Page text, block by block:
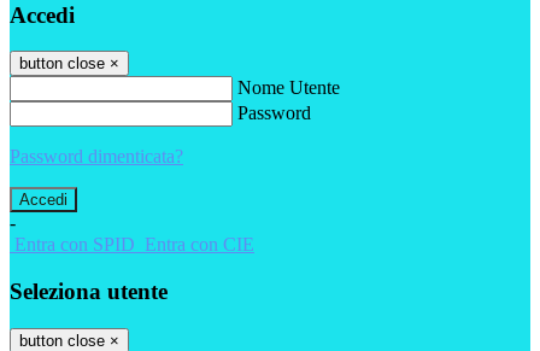
Accedi
button close ×
Nome Utente
Password
Password dimenticata?
-
Entra con SPID Entra con CIE
Seleziona utente
button close ×